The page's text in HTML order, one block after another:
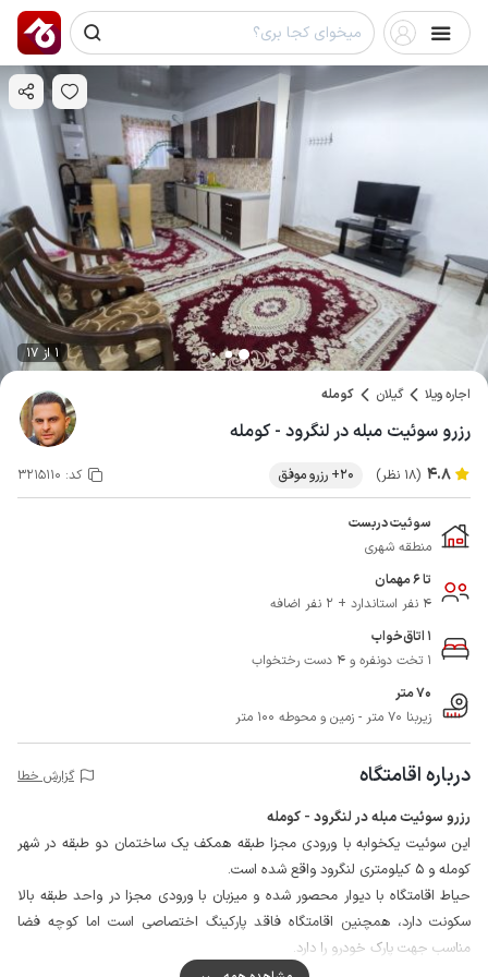
1 از 17
اجاره ویلا گیلان کومله
رزرو سوئیت مبله در لنگرود - کومله
4.8 (18 نظر) 20+ رزرو موفق کد: 3215110
سوئیت دربست
منطقه شهری
تا 6 مهمان
4 نفر استاندارد + 2 نفر اضافه
1 اتاق‌خواب
1 تخت دونفره و 4 دست رختخواب
70 متر
زیربنا 70 متر - زمین و محوطه 100 متر
درباره اقامتگاه گزارش خطا
رزرو سوئیت مبله در لنگرود - کومله
این سوئیت یکخوابه با ورودی مجزا طبقه همکف یک ساختمان دو طبقه در شهر
کومله و 5 کیلومتری لنگرود واقع شده است.
حیاط اقامتگاه با دیوار محصور شده و میزبان با ورودی مجزا در واحد طبقه بالا
سکونت دارد، همچنین اقامتگاه فاقد پارکینگ اختصاصی است اما کوچه فضا
مناسب جهت پارک خودرو را دارد.